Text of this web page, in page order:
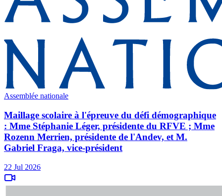
Assemblée nationale
Maillage scolaire à l'épreuve du défi démographique
: Mme Stéphanie Léger, présidente du RFVE ; Mme
Rozenn Merrien, présidente de l'Andev, et M.
Gabriel Fraga, vice-président
22 Jul 2026